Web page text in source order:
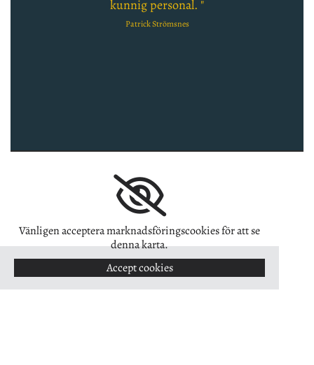
kunnig personal. "
Patrick Strömsnes
Vänligen acceptera marknadsföringscookies för att se
denna karta.
Accept cookies